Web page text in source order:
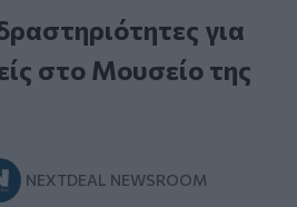
για
στο Μουσείο της
NEXTDEAL NEWSROOM